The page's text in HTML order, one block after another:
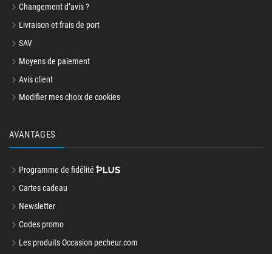
Changement d’avis ?
Livraison et frais de port
SAV
Moyens de paiement
Avis client
Modifier mes choix de cookies
AVANTAGES
Programme de fidélité
Cartes cadeau
Newsletter
Codes promo
Les produits Occasion pecheur.com